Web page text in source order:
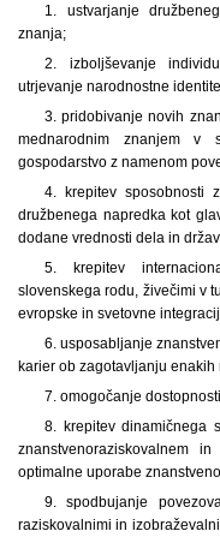
1. ustvarjanje
znanja;
2. izboljševanje
utrjevanje narodnostne
3. pridobivanje novih
mednarodnim znanjem v
gospodarstvo z namenom
4. krepitev sposobnosti
družbenega napredka kot
dodane vrednosti dela in
5. krepitev
slovenskega rodu, živečimi v
evropske in svetovne
6. usposabljanje
karier ob zagotavljanju enakih
7. omogočanje
8. krepitev dinamičnega
znanstvenoraziskovalnem
optimalne uporabe
9. spodbujanje
raziskovalnimi in